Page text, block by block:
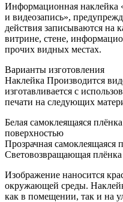
Информационная наклейка
и видеозапись»,
действия записываются на
витрине, стене,
прочих видных местах.
Варианты изготовления
Наклейка Производится
изготавливается с
печати на следующих
Белая самоклеящаяся
поверхностью
Прозрачная самоклеящаяся
Световозвращающая плёнка
Изображение наносится
окружающей среды.
как в помещении, так и на